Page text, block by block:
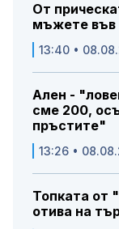
От
мъжете във
13:40 •
Ален -
сме 200,
пръстите"
13:26 •
Топката от
отива на